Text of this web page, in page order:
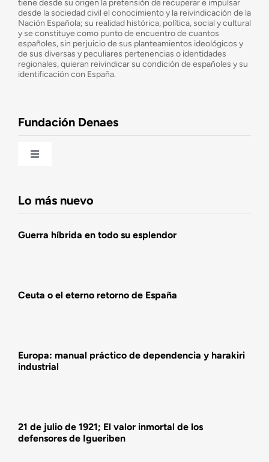
¿Cuáles son nuestros objetivos?
Consejo Asesor
tiene desde su origen la pretensión de recuperar e impulsar
desde la sociedad civil el conocimiento y la reivindicación de la
Nación Española; su realidad histórica, política, social y cultural
y se constituye como punto de encuentro de cuantos
españoles, sin perjuicio de sus planteamientos ideológicos y
de sus diversas y peculiares pertenencias o identidades
regionales, quieran reivindicar su condición de españoles y su
identificación con España.
Fundación Denaes
Toggle
Lo más nuevo
Guerra híbrida en todo su esplendor
Ceuta o el eterno retorno de España
Europa: manual práctico de dependencia y harakiri
industrial
21 de julio de 1921; El valor inmortal de los
defensores de Igueriben